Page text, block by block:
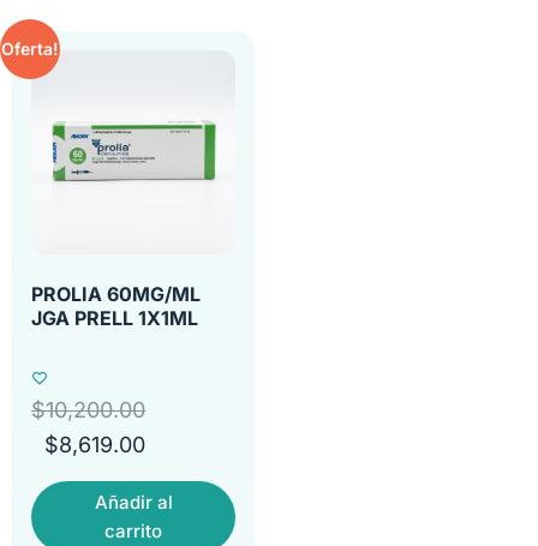
Oferta!
PROLIA 60MG/ML
JGA PRELL 1X1ML
$10,200.00
$8,619.00
Añadir al
carrito